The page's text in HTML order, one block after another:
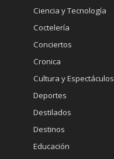
Ciencia y Tecnología
Coctelería
Conciertos
Cronica
Cultura y Espectáculos
Deportes
Destilados
Destinos
Educación